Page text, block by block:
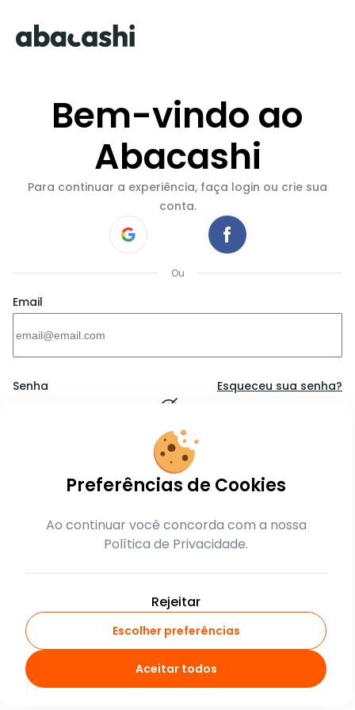
Bem-vindo ao
Abacashi
Para continuar a experiência, faça login ou crie sua
conta.
Ou
Email
Senha Esqueceu sua senha?
oucrie sua conta
Preferências de Cookies
Ao continuar você concorda com a nossa
Política de Privacidade.
Rejeitar
Escolher preferências
Aceitar todos